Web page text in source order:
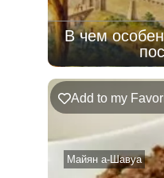
В чем
Майян а-Шавуа
Add to my